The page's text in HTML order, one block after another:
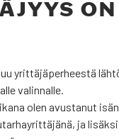
yrit­tä­jä­per­hees­tä
valin­nal­le.
olen avus­ta­nut
ja